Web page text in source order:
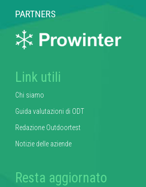
PARTNERS
Link utili
Chi siamo
Guida valutazioni di ODT
Redazione Outdoortest
Notizie delle aziende
Resta aggiornato